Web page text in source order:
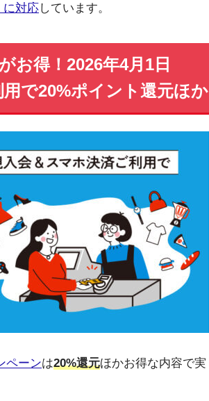
に対応しています。
お得！2026年4月1日
用で20%ポイント還元ほか
ペーンは20%還元ほかお得な内容で実